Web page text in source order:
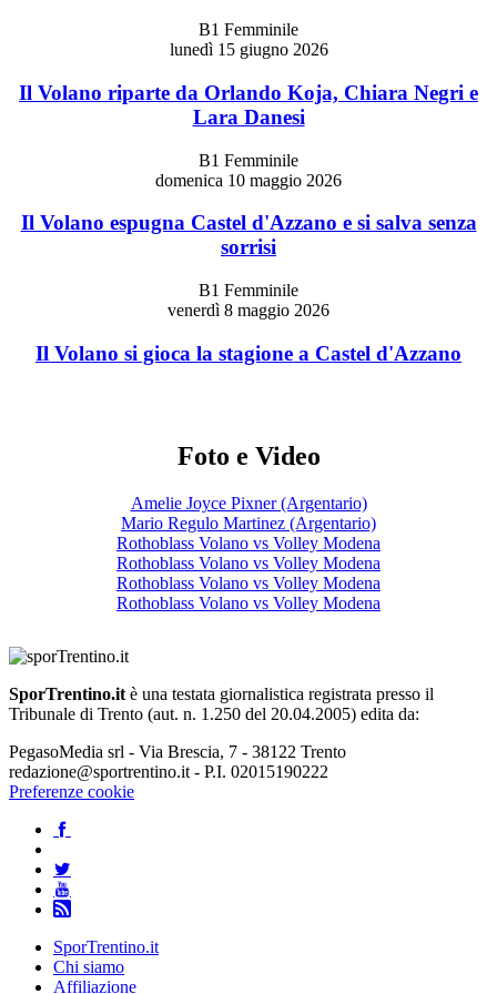
B1 Femminile
lunedì 15 giugno 2026
Il Volano riparte da Orlando Koja, Chiara Negri e
Lara Danesi
B1 Femminile
domenica 10 maggio 2026
Il Volano espugna Castel d'Azzano e si salva senza
sorrisi
B1 Femminile
venerdì 8 maggio 2026
Il Volano si gioca la stagione a Castel d'Azzano
Foto e Video
Amelie Joyce Pixner (Argentario)
Mario Regulo Martinez (Argentario)
Rothoblass Volano vs Volley Modena
Rothoblass Volano vs Volley Modena
Rothoblass Volano vs Volley Modena
Rothoblass Volano vs Volley Modena
SporTrentino.it è una testata giornalistica registrata presso il
Tribunale di Trento (aut. n. 1.250 del 20.04.2005) edita da:
PegasoMedia srl - Via Brescia, 7 - 38122 Trento
redazione@sportrentino.it - P.I. 02015190222
Preferenze cookie
SporTrentino.it
Chi siamo
Affiliazione